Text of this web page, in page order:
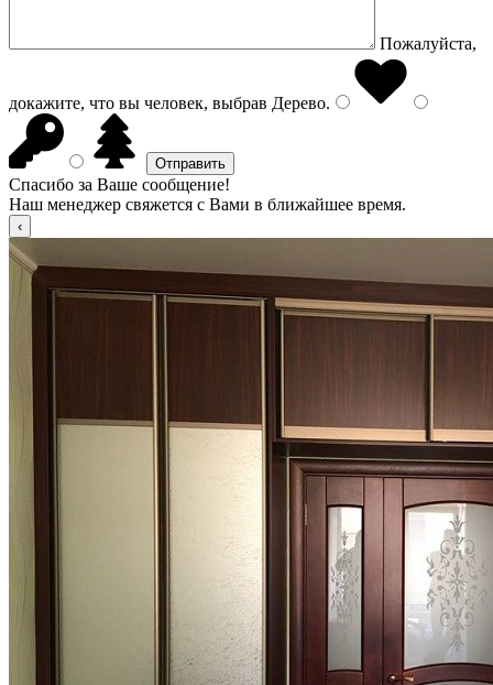
Пожалуйста,
докажите, что вы человек, выбрав Дерево.
Спасибо за Ваше сообщение!
Наш менеджер свяжется с Вами в ближайшее время.